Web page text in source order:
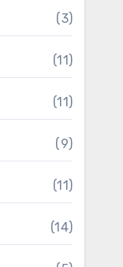
(3)
(11)
(11)
(9)
(11)
(14)